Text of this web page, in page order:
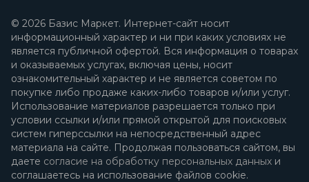
© 2026 Базис Маркет. Интернет-сайт носит
информационный характер и ни при каких условиях не
является публичной офертой. Вся информация о товарах
и оказываемых услугах, включая цены, носит
ознакомительный характер и не является советом по
покупке либо продаже каких-либо товаров и/или услуг.
Использование материалов разрешается только при
условии ссылки и/или прямой открытой для поисковых
систем гиперссылки на непосредственный адрес
материала на сайте. Продолжая пользоваться сайтом, вы
даете согласие на обработку персональных данных и
соглашаетесь на использование файлов cookie.